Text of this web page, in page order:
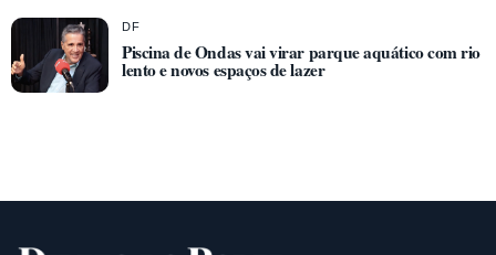
DF
Piscina de Ondas vai virar parque aquático com rio
lento e novos espaços de lazer